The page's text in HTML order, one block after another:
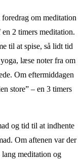
om meditation
2 timers meditation.
til at spise, så lidt tid
læse noter fra om
Om eftermiddagen
store” – en 3 timers
og tid til at indhente
Om aftenen var der
meditation og